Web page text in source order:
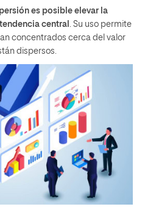
es posible elevar la
central . Su uso permite
concentrados cerca del valor
dispersos.